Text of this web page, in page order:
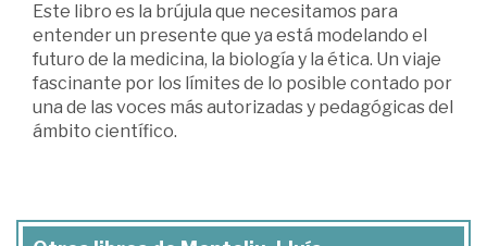
Este libro es la brújula que necesitamos para
entender un presente que ya está modelando el
futuro de la medicina, la biología y la ética. Un viaje
fascinante por los límites de lo posible contado por
una de las voces más autorizadas y pedagógicas del
ámbito científico.